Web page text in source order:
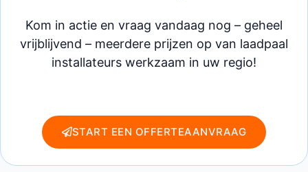
Kom in actie en vraag vandaag nog – geheel
vrijblijvend – meerdere prijzen op van laadpaal
installateurs werkzaam in uw regio!
START EEN OFFERTEAANVRAAG